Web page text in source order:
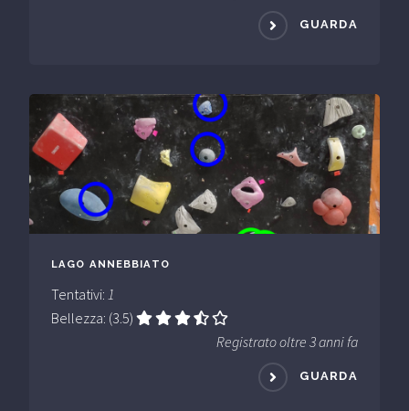
GUARDA
LAGO ANNEBBIATO
Tentativi: 1
Bellezza: (3.5)
Registrato oltre 3 anni fa
GUARDA